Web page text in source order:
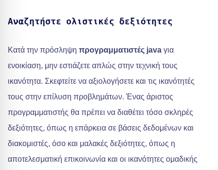
Αναζητήστε ολιστικές δεξιότητες
Κατά την πρόσληψη προγραμματιστές java για
ενοικίαση, μην εστιάζετε απλώς στην τεχνική τους
ικανότητα. Σκεφτείτε να αξιολογήσετε και τις ικανότητές
τους στην επίλυση προβλημάτων. Ένας άριστος
προγραμματιστής θα πρέπει να διαθέτει τόσο σκληρές
δεξιότητες, όπως η επάρκεια σε βάσεις δεδομένων και
διακομιστές, όσο και μαλακές δεξιότητες, όπως η
αποτελεσματική επικοινωνία και οι ικανότητες ομαδικής